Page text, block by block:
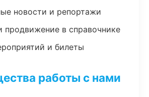
новости и репортажи
продвижение в справочнике
и билеты
работы с нами